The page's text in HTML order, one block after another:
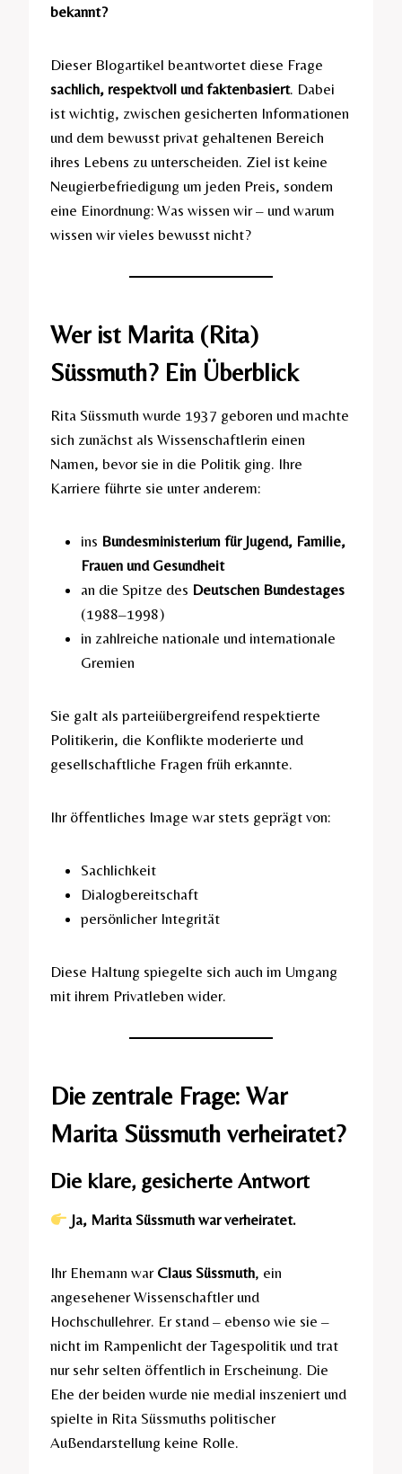
bekannt?
Dieser Blogartikel beantwortet diese Frage
sachlich, respektvoll und faktenbasiert. Dabei
ist wichtig, zwischen gesicherten Informationen
und dem bewusst privat gehaltenen Bereich
ihres Lebens zu unterscheiden. Ziel ist keine
Neugierbefriedigung um jeden Preis, sondern
eine Einordnung: Was wissen wir – und warum
wissen wir vieles bewusst nicht?
Wer ist Marita (Rita)
Süssmuth? Ein Überblick
Rita Süssmuth wurde 1937 geboren und machte
sich zunächst als Wissenschaftlerin einen
Namen, bevor sie in die Politik ging. Ihre
Karriere führte sie unter anderem:
ins Bundesministerium für Jugend, Familie,
Frauen und Gesundheit
an die Spitze des Deutschen Bundestages
(1988–1998)
in zahlreiche nationale und internationale
Gremien
Sie galt als parteiübergreifend respektierte
Politikerin, die Konflikte moderierte und
gesellschaftliche Fragen früh erkannte.
Ihr öffentliches Image war stets geprägt von:
Sachlichkeit
Dialogbereitschaft
persönlicher Integrität
Diese Haltung spiegelte sich auch im Umgang
mit ihrem Privatleben wider.
Die zentrale Frage: War
Marita Süssmuth verheiratet?
Die klare, gesicherte Antwort
Ja, Marita Süssmuth war verheiratet.
Ihr Ehemann war Claus Süssmuth, ein
angesehener Wissenschaftler und
Hochschullehrer. Er stand – ebenso wie sie –
nicht im Rampenlicht der Tagespolitik und trat
nur sehr selten öffentlich in Erscheinung. Die
Ehe der beiden wurde nie medial inszeniert und
spielte in Rita Süssmuths politischer
Außendarstellung keine Rolle.